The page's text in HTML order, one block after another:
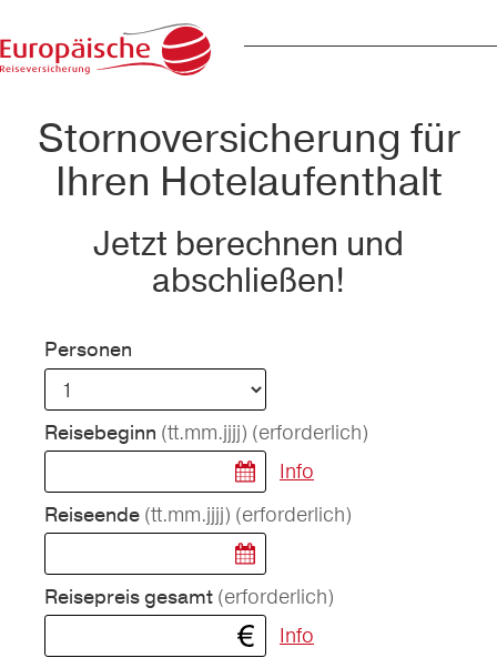
Stornoversicherung für
Ihren Hotelaufenthalt
Jetzt berechnen und
abschließen!
Personen
Reisebeginn (tt.mm.jjjj) (erforderlich)
Info
Reiseende (tt.mm.jjjj) (erforderlich)
Reisepreis gesamt (erforderlich)
Info